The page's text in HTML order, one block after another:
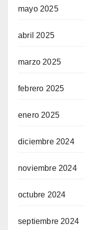
mayo 2025
abril 2025
marzo 2025
febrero 2025
enero 2025
diciembre 2024
noviembre 2024
octubre 2024
septiembre 2024